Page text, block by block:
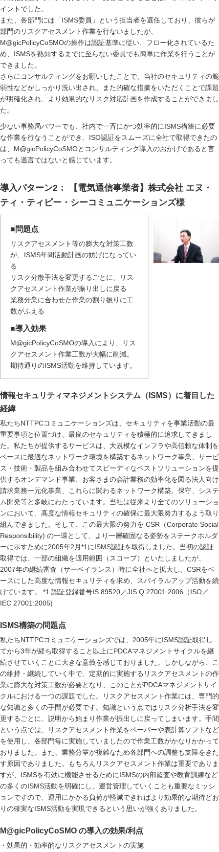
イントでした。
また、各部門には「ISMS委員」という担当者を選任しており、彼らが
部門のリスクアセスメント作業を行ないましたが、
M@gicPolicyCoSMOの操作は認証基準に従い、フロー化されているた
め、ISMSを熟知するまでに至らない委員でも簡単に作業を行うことが
できました。
さらにコンサルティングをお願いしたことで、当社のセキュリティの脆
弱性などがしっかり洗い出され、また的確な指摘をいただくことで課題
が明確化され、より効果的なリスク対応計画を作成することができまし
た。
少ない事務局パワーでも、社内で一斉にかつ効率的にISMS構築に必要
な作業を行なうことができ、ISO認証をスムーズに全社で取得できたの
は、M@gicPolicyCoSMOとコンサルティング導入のおかげであると言
っても過言ではないと感じています。
導入パターン2： 【電気通信事業者】株式会社 エヌ・
ティ・ティピー・シーコミュニケーションズ様
■問題点
リスクアセスメント等の膨大な対策工数
が、ISMS年間活動計画の妨げになってい
る
リスク分散手法を変更するごとに、リス
クアセスメント作業が振り出しに戻る
業務分業に合わせた作業の割り振りに工
数がふえる
■導入効果
M@gicPolicyCoSMOの導入により、リス
クアセスメント作業工数が大幅に削減。
期待通りのISMS活動を維持しています。
情報セキュリティマネジメントシステム（ISMS）に着目した
経緯
私たちNTTPCコミュニケーションズは、セキュリティを事業活動の最
重要事項と位置づけ、最良のセキュリティを積極的に追求してきまし
た。私たちが提供するサービスは、大規模なインフラや高信頼な体制を
ベースに最適なネットワーク環境を構築するネットワーク事業、サービ
ス・技術・製品を組み合わせてスピーディなベストソリューションを提
供するオンデマンド事業、お客さまの会計業務の効率化を図る法人向け
請求業務一元化事業、これらに関わるネットワーク構築、保守、システ
ム開発等と多岐にわたっています。当社は従来より全てのソリューショ
ンにおいて、高度な情報セキュリティの確保に最大限努力するよう取り
組んできました。そして、この最大限の努力を CSR（Corporate Social
Responsibility) の一環として、より一層確固なる姿勢をステークホルダ
ーに示すために2005年2月*1にISMS認証を取得しました。当初の認証
取得では、一部の組織を適用範囲（スコープ）といたしましたが、
2007年の継続審査（サーベイランス）時に全社へと拡大し、CSRをベ
ースにした高度な情報セキュリティを求め、スパイラルアップ活動を続
けています。 *1 認証登録番号IS 89520／JIS Q 27001:2006（ISO／
IEC 27001:2005)
ISMS構築の問題点
私たちNTTPCコミュニケーションズでは、2005年にISMS認証取得し
てから3年が経ち取得すること以上にPDCAマネジメントサイクルを継
続させていくことに大きな意義を感じておりました。しかしながら、こ
の維持・継続していく中で、定期的に実施するリスクアセスメントの作
業に膨大な対策工数が必要となり、このことがPDCAマネジメントサイ
クルにおける一つの課題でした。リスクアセスメント作業には、専門的
な知識と多くの手間が必要です。知識という点ではリスク分析手法を変
更するごとに、説明から始まり作業が振出しに戻ってしまいます。手間
という点では、リスクアセスメント作業をペーパーや表計算ソフトなど
を使用し、各部門毎に実施していましたので作業工数がかなりかかって
おりました。また、業務分掌が複雑なため各部門への調整も支障をきた
す原因でありました。もちろんリスクアセスメント作業は重要でありま
すが、ISMSを有効に機能させるためにISMSの内部監査や教育訓練など
の多くのISMS活動を明確にし、運営管理していくことも重要なミッシ
ョンですので、運用にかかる負荷が軽減できればより効果的な期待どお
りの確実なISMS活動を実現できるという思いが強くありました。
M@gicPolicyCoSMO の導入の効果/利点
・効果的・効率的なリスクアセスメントの実施